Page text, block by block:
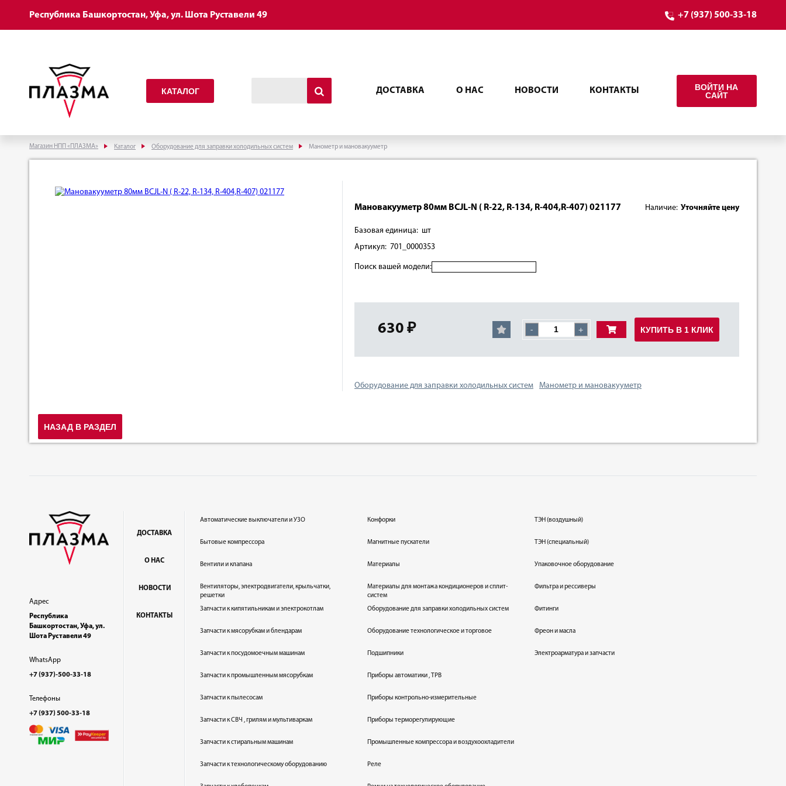
Республика Башкортостан, Уфа, ул. Шота Руставели 49 +7 (937) 500-33-18
КАТАЛОГ ДОСТАВКА О НАС НОВОСТИ КОНТАКТЫ
ВОЙТИ НА
САЙТ
Магазин НПП «ПЛАЗМА» Каталог Оборудование для заправки холодильных систем Манометр и мановакууметр
Мановакууметр 80мм BCJL-N ( R-22, R-134, R-404,R-407) 021177 Наличие: Уточняйте цену
Базовая единица: шт
Артикул: 701_0000353
Поиск вашей модели:
630 ₽ - + КУПИТЬ В 1 КЛИК
Оборудование для заправки холодильных систем Манометр и мановакууметр
НАЗАД В РАЗДЕЛ
Адрес
Республика
Башкортостан, Уфа, ул.
Шота Руставели 49
WhatsApp
+7 (937)-500-33-18
Телефоны
+7 (937) 500-33-18
ДОСТАВКА
О НАС
НОВОСТИ
КОНТАКТЫ
Автоматические выключатели и УЗО
Бытовые компрессора
Вентили и клапана
Вентиляторы, электродвигатели, крыльчатки,
решетки
Запчасти к кипятильникам и электрокотлам
Запчасти к мясорубкам и блендарам
Запчасти к посудомоечным машинам
Запчасти к промышленным мясорубкам
Запчасти к пылесосам
Запчасти к СВЧ , грилям и мультиваркам
Запчасти к стиральным машинам
Запчасти к технологическому оборудованию
Конфорки
Магнитные пускатели
Материалы
Материалы для монтажа кондиционеров и сплит-
систем
Оборудование для заправки холодильных систем
Оборудование технологическое и торговое
Подшипники
Приборы автоматики , ТРВ
Приборы контрольно-измерительные
Приборы терморегулирующие
Промышленные компрессора и воздухоохладители
Реле
ТЭН (воздушный)
ТЭН (специальный)
Упаковочное оборудование
Фильтра и рессиверы
Фитинги
Фреон и масла
Электроарматура и запчасти